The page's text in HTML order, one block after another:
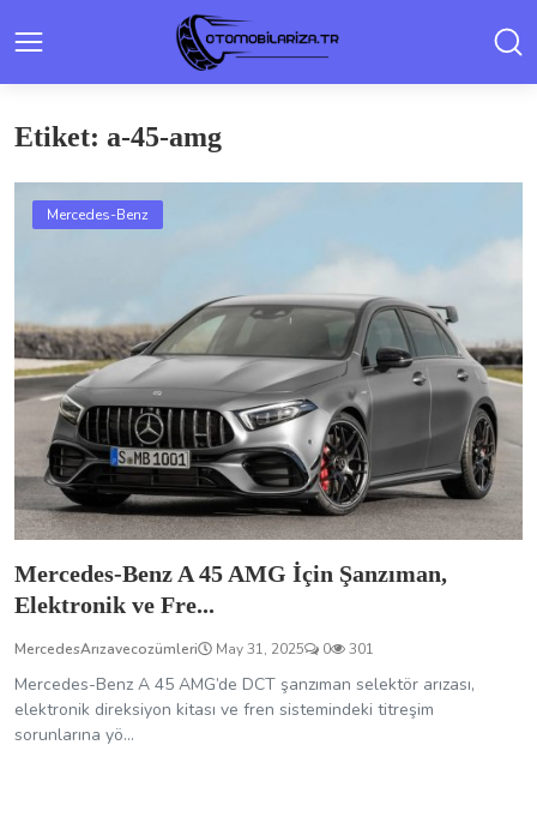
Etiket: a-45-amg
Mercedes-Benz
Mercedes-Benz A 45 AMG İçin Şanzıman,
Elektronik ve Fre...
MercedesArızavecozümleri May 31, 2025 0 301
Mercedes-Benz A 45 AMG’de DCT şanzıman selektör arızası,
elektronik direksiyon kitası ve fren sistemindeki titreşim
sorunlarına yö...